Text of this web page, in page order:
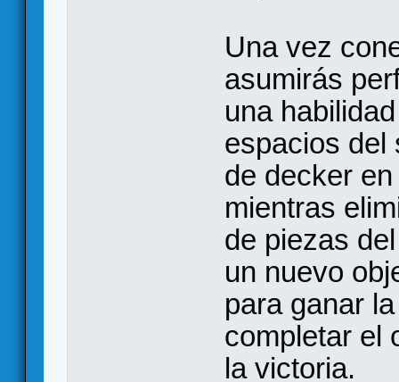
Una vez
asumirás
una
espacios del
de decker
mientras
de piezas
un nuevo
para ganar
completar el
la victoria.